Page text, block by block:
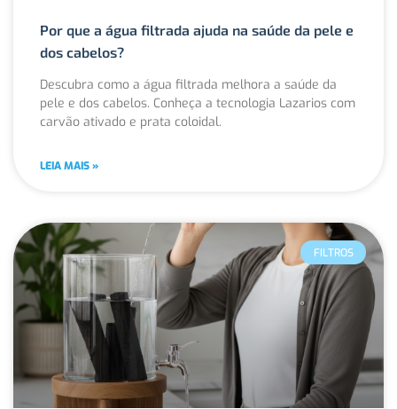
Por que a água filtrada ajuda na saúde da pele e
dos cabelos?
Descubra como a água filtrada melhora a saúde da
pele e dos cabelos. Conheça a tecnologia Lazarios com
carvão ativado e prata coloidal.
LEIA MAIS »
FILTROS